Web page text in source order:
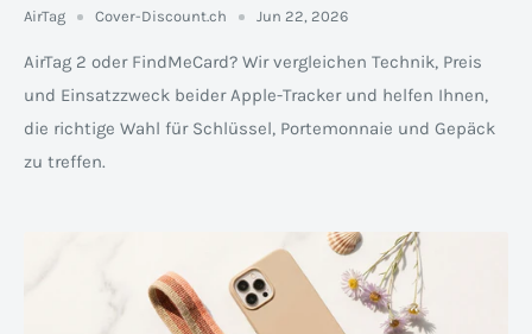
AirTag Cover-Discount.ch Jun 22, 2026
AirTag 2 oder FindMeCard? Wir vergleichen Technik, Preis
und Einsatzzweck beider Apple-Tracker und helfen Ihnen,
die richtige Wahl für Schlüssel, Portemonnaie und Gepäck
zu treffen.